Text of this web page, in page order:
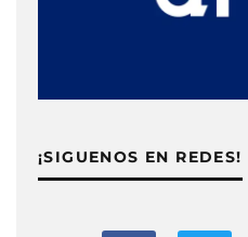
¡SIGUENOS EN REDES!